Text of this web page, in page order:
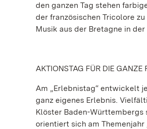
den ganzen Tag stehen
der französischen Tricolore
Musik aus der Bretagne in
AKTIONSTAG FÜR DIE GANZE
Am „Erlebnistag“ entwickelt
ganz eigenes Erlebnis.
Klöster Baden-Württembergs
orientiert sich am